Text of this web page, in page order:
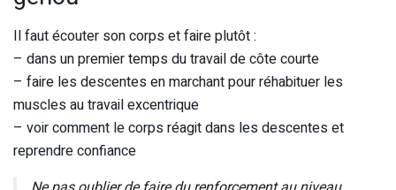
Il faut écouter son corps et faire plutôt :
– dans un premier temps du travail de côte courte
– faire les descentes en marchant pour réhabituer les
muscles au travail excentrique
– voir comment le corps réagit dans les descentes et
reprendre confiance